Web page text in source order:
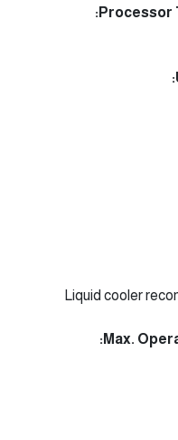
Processor
Liquid cooler
Max.